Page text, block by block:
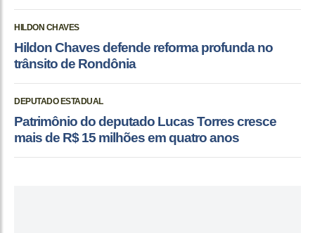
HILDON CHAVES
Hildon Chaves defende reforma profunda no
trânsito de Rondônia
DEPUTADO ESTADUAL
Patrimônio do deputado Lucas Torres cresce
mais de R$ 15 milhões em quatro anos